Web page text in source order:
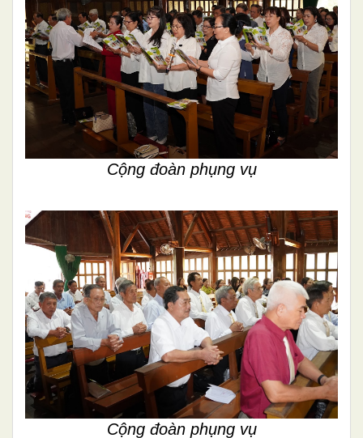
Cộng đoàn phụng vụ
Cộng đoàn phụng vụ